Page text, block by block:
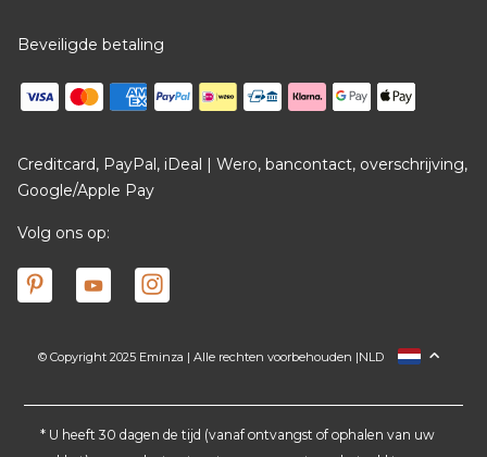
Beveiligde betaling
Creditcard, PayPal, iDeal | Wero, bancontact, overschrijving,
Google/Apple Pay
Volg ons op:
© Copyright 2025 Eminza | Alle rechten voorbehouden |
FRANCE
ITALIA
NLD
* U heeft 30 dagen de tijd (vanaf ontvangst of ophalen van uw